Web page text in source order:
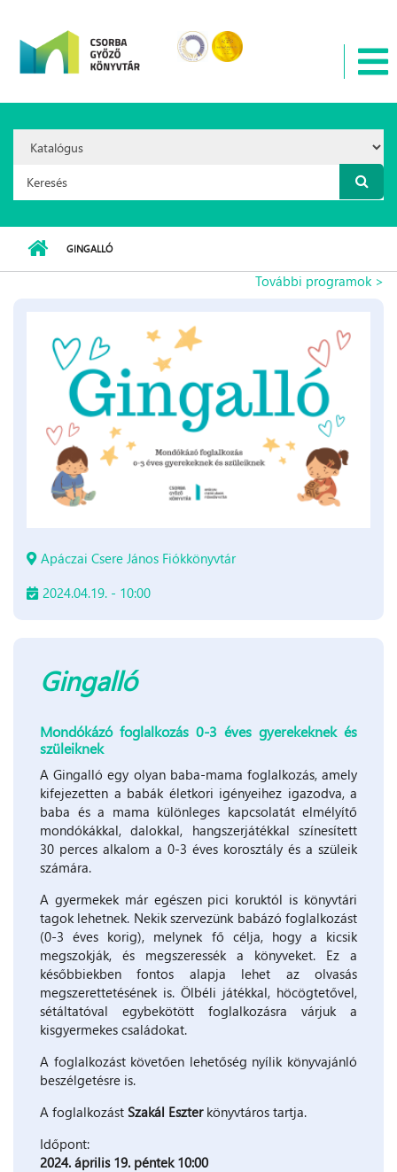
Option:
Keresés űrlap
GINGALLÓ
További programok >
Apáczai Csere János Fiókkönyvtár
2024.04.19. - 10:00
Gingalló
Mondókázó foglalkozás 0-3 éves gyerekeknek és
szüleiknek
A Gingalló egy olyan baba-mama foglalkozás, amely
kifejezetten a babák életkori igényeihez igazodva, a
baba és a mama különleges kapcsolatát elmélyítő
mondókákkal, dalokkal, hangszerjátékkal színesített
30 perces alkalom a 0-3 éves korosztály és a szüleik
számára.
A gyermekek már egészen pici koruktól is könyvtári
tagok lehetnek. Nekik szervezünk babázó foglalkozást
(0-3 éves korig), melynek fő célja, hogy a kicsik
megszokják, és megszeressék a könyveket. Ez a
későbbiekben fontos alapja lehet az olvasás
megszerettetésének is. Ölbéli játékkal, höcögtetővel,
sétáltatóval egybekötött foglalkozásra várjuk a
kisgyermekes családokat.
A foglalkozást követően lehetőség nyílik könyvajánló
beszélgetésre is.
A foglalkozást Szakál Eszterkönyvtáros tartja.
Időpont:
2024. április 19. péntek 10:00